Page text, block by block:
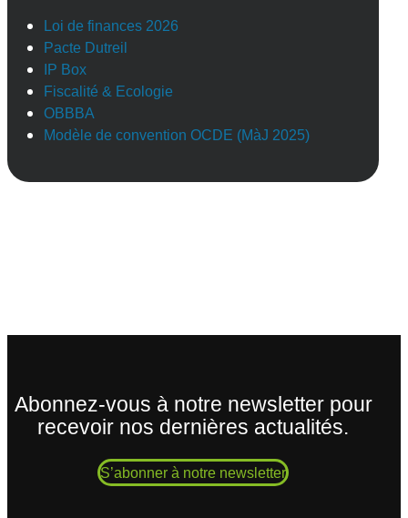
Loi de finances 2026
Pacte Dutreil
IP Box
Fiscalité & Ecologie
OBBBA
Modèle de convention OCDE (MàJ 2025)
Abonnez-vous à notre newsletter pour
recevoir nos dernières actualités.
S’abonner à notre newsletter